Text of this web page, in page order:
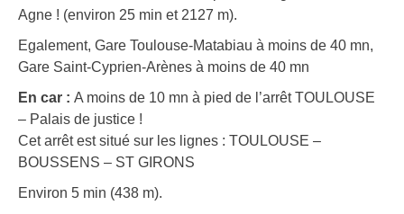
Agne ! (environ 25 min et 2127 m).
Egalement, Gare Toulouse-Matabiau à moins de 40 mn,
Gare Saint-Cyprien-Arènes à moins de 40 mn
En car : A moins de 10 mn à pied de l’arrêt TOULOUSE
– Palais de justice !
Cet arrêt est situé sur les lignes : TOULOUSE –
BOUSSENS – ST GIRONS
Environ 5 min (438 m).